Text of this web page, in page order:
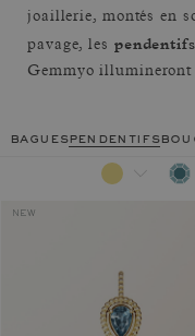
joaillerie, montés en
pavage, les
Gemmyo illumineront
baguespendentifs
NEW